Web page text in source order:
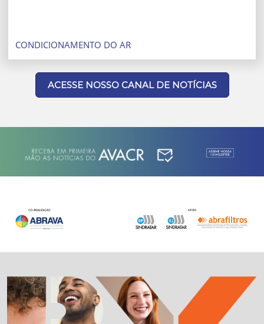
CONDICIONAMENTO DO AR
ACESSE NOSSO CANAL DE NOTÍCIAS